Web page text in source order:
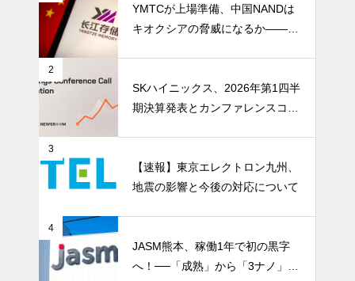
YMTCが上場準備、中国NANDは
キオクシアの脅威になるか――AI
2
SKハイニックス、2026年第1四半
期決算発表とカンファレンスコー
3
【速報】東京エレクトロン九州、
地震の影響と今後の対応について
4
JASM熊本、稼働1年で初の黒字
へ！──「成熟」から「3ナノ」へ